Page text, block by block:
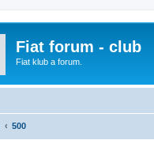
Fiat forum - club
Fiat klub a forum.
500